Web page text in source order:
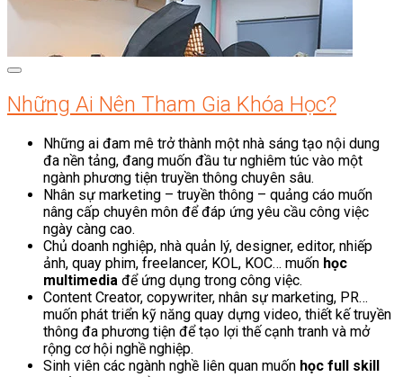
Những Ai Nên Tham Gia Khóa Học?
Những ai đam mê trở thành một nhà sáng tạo nội dung
đa nền tảng, đang muốn đầu tư nghiêm túc vào một
ngành phương tiện truyền thông chuyên sâu.
Nhân sự marketing – truyền thông – quảng cáo muốn
nâng cấp chuyên môn để đáp ứng yêu cầu công việc
ngày càng cao.
Chủ doanh nghiệp, nhà quản lý, designer, editor, nhiếp
ảnh, quay phim, freelancer, KOL, KOC… muốn học
multimedia để ứng dụng trong công việc.
Content Creator, copywriter, nhân sự marketing, PR…
muốn phát triển kỹ năng quay dựng video, thiết kế truyền
thông đa phương tiện để tạo lợi thế cạnh tranh và mở
rộng cơ hội nghề nghiệp.
Sinh viên các ngành nghề liên quan muốn học full skill